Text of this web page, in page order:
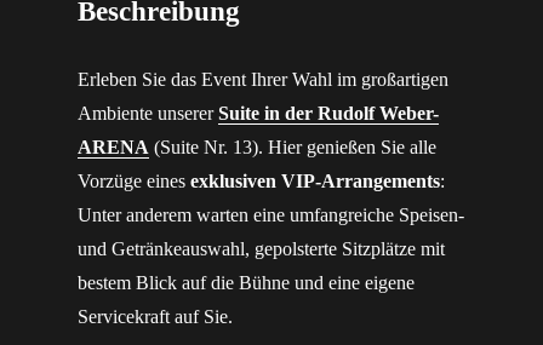
Beschreibung
Erleben Sie das Event Ihrer Wahl im großartigen
Ambiente unsererSuite in der Rudolf Weber-
ARENA (Suite Nr. 13). Hier genießen Sie alle
Vorzüge eines exklusiven VIP-Arrangements:
Unter anderem warten eine umfangreiche Speisen-
und Getränkeauswahl, gepolsterte Sitzplätze mit
bestem Blick auf die Bühne und eine eigene
Servicekraft auf Sie.